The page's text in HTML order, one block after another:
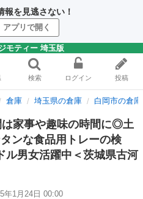
報を見逃さない！
アプリで開く
モティー 埼玉版
検索 ログイン 投稿
倉庫 埼玉県の倉庫 白岡市の倉庫
は家事や趣味の時間に◎土
ンな食品用トレーの検
男女活躍中＜茨城県古河
年1月24日 00:00